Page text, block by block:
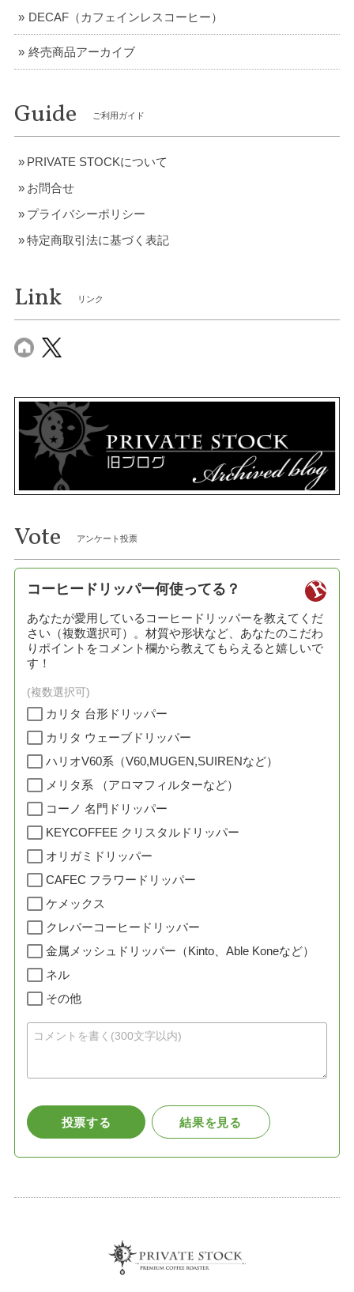
母へのプレゼントで購入しました。 知り合いにふるまったら
好評だったようで、とても喜んでもらえました。
DECAF（カフェインレスコーヒー）
終売商品アーカイブ
Guide ご利用ガイド
PRIVATE STOCKについて
お問合せ
プライバシーポリシー
特定商取引法に基づく表記
Link リンク
Vote アンケート投票